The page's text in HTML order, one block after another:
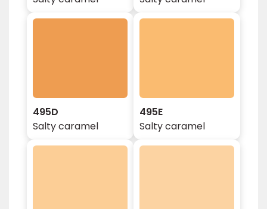
495D
Salty caramel
495E
Salty caramel